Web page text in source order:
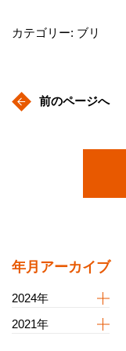
カテゴリー: ブリ
前のページへ
年月アーカイブ
2024年
2021年